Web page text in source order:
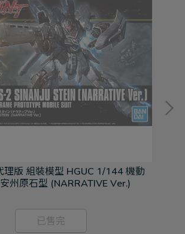
理版 組裝模型 HGUC 1/144 機動
州原石型 (NARRATIVE Ver.)
已售完